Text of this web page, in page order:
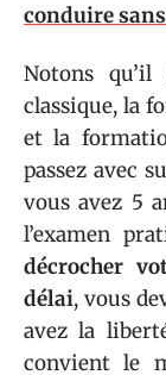
conduire
Notons
classique, la
et la
passez avec
vous avez 5
l’examen
décrocher
délai, vous
avez la
convient le